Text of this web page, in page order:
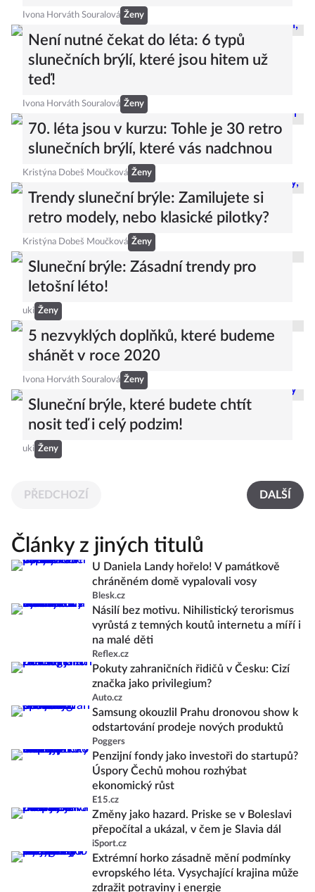
Ivona Horváth Souralová Ženy
Není nutné čekat do léta: 6 typů
slunečních brýlí, které jsou hitem už
teď!
Ivona Horváth Souralová Ženy
70. léta jsou v kurzu: Tohle je 30 retro
slunečních brýlí, které vás nadchnou
Kristýna Dobeš Moučková Ženy
Trendy sluneční brýle: Zamilujete si
retro modely, nebo klasické pilotky?
Kristýna Dobeš Moučková Ženy
Sluneční brýle: Zásadní trendy pro
letošní léto!
uki Ženy
5 nezvyklých doplňků, které budeme
shánět v roce 2020
Ivona Horváth Souralová Ženy
Sluneční brýle, které budete chtít
nosit teď i celý podzim!
uki Ženy
PŘEDCHOZÍ DALŠÍ
Články z jiných titulů
U Daniela Landy hořelo! V památkově
chráněném domě vypalovali vosy
Blesk.cz
Násilí bez motivu. Nihilistický terorismus
vyrůstá z temných koutů internetu a míří i
na malé děti
Reflex.cz
Pokuty zahraničních řidičů v Česku: Cizí
značka jako privilegium?
Auto.cz
Samsung okouzlil Prahu dronovou show k
odstartování prodeje nových produktů
Poggers
Penzijní fondy jako investoři do startupů?
Úspory Čechů mohou rozhýbat
ekonomický růst
E15.cz
Změny jako hazard. Priske se v Boleslavi
přepočítal a ukázal, v čem je Slavia dál
iSport.cz
Extrémní horko zásadně mění podmínky
evropského léta. Vysychající krajina může
zdražit potraviny i energie